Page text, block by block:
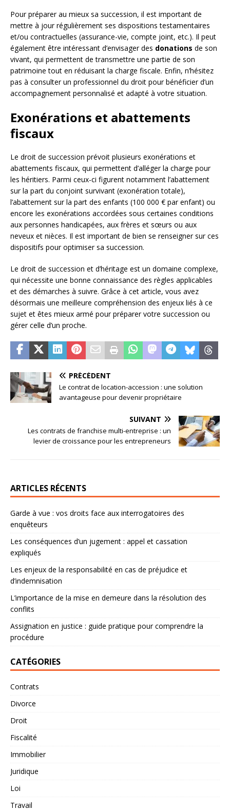
Pour préparer au mieux sa succession, il est important de
mettre à jour régulièrement ses dispositions testamentaires
et/ou contractuelles (assurance-vie, compte joint, etc.). Il peut
également être intéressant d’envisager des donations de son
vivant, qui permettent de transmettre une partie de son
patrimoine tout en réduisant la charge fiscale. Enfin, n’hésitez
pas à consulter un professionnel du droit pour bénéficier d’un
accompagnement personnalisé et adapté à votre situation.
Exonérations et abattements
fiscaux
Le droit de succession prévoit plusieurs exonérations et
abattements fiscaux, qui permettent d’alléger la charge pour
les héritiers. Parmi ceux-ci figurent notamment l’abattement
sur la part du conjoint survivant (exonération totale),
l’abattement sur la part des enfants (100 000 € par enfant) ou
encore les exonérations accordées sous certaines conditions
aux personnes handicapées, aux frères et sœurs ou aux
neveux et nièces. Il est important de bien se renseigner sur ces
dispositifs pour optimiser sa succession.
Le droit de succession et d’héritage est un domaine complexe,
qui nécessite une bonne connaissance des règles applicables
et des démarches à suivre. Grâce à cet article, vous avez
désormais une meilleure compréhension des enjeux liés à ce
sujet et êtes mieux armé pour préparer votre succession ou
gérer celle d’un proche.
PRÉCÉDENT
Le contrat de location-accession : une solution
avantageuse pour devenir propriétaire
SUIVANT
Les contrats de franchise multi-entreprise : un
levier de croissance pour les entrepreneurs
ARTICLES RÉCENTS
Garde à vue : vos droits face aux interrogatoires des
enquêteurs
Les conséquences d’un jugement : appel et cassation
expliqués
Les enjeux de la responsabilité en cas de préjudice et
d’indemnisation
L’importance de la mise en demeure dans la résolution des
conflits
Assignation en justice : guide pratique pour comprendre la
procédure
CATÉGORIES
Contrats
Divorce
Droit
Fiscalité
Immobilier
Juridique
Loi
Travail